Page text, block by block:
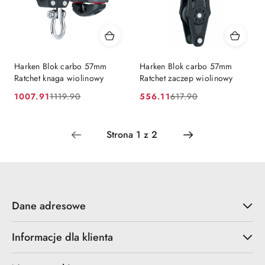
Harken Blok carbo 57mm
Ratchet knaga wiolinowy
Cena
1007.91
Cena
1119.90
Harken Blok carbo 57mm
Ratchet zaczep wiolinowy
Cena
556.11
Cena
promocją:
617.90
Dane adresowe
Informacje dla klienta